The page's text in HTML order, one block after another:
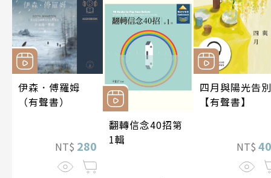
伊森．傅羅姆
（有聲書）
NT$ 280
翻轉信念40招第
1輯
四月與陽光告別
【有聲書】
NT$